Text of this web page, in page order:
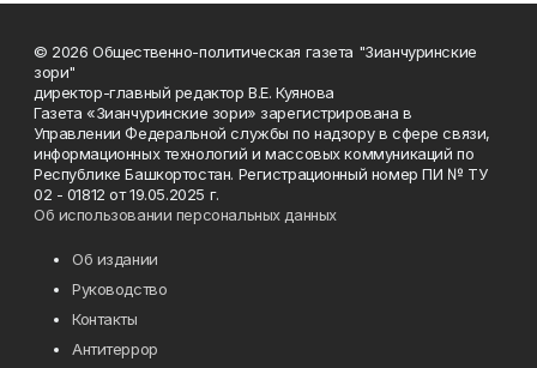
© 2026 Общественно-политическая газета "Зианчуринские
зори"
директор-главный редактор В.Е. Куянова
Газета «Зианчуринские зори» зарегистрирована в
Управлении Федеральной службы по надзору в сфере связи,
информационных технологий и массовых коммуникаций по
Республике Башкортостан. Регистрационный номер ПИ № ТУ
02 - 01812 от 19.05.2025 г.
Об использовании персональных данных
Об издании
Руководство
Контакты
Антитеррор